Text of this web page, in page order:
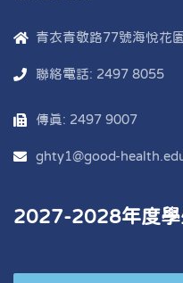
青衣青敬路77號海悅花
聯絡電話: 2497 8055
傳真: 2497 9007
ghty1@good-
2027-2028年度學